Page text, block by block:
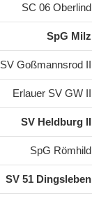
SC 06 Oberlind
SpG Milz
SV Goßmannsrod II
Erlauer SV GW II
SV Heldburg II
SpG Römhild
SV 51 Dingsleben